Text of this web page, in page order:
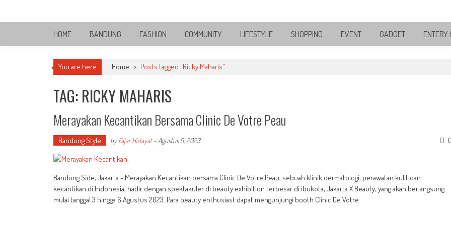
Bandung Side
Sisi Cantik Bandung
HOME BANDUNG FASHION COMMUNITY LIFESTYLE SHOPPING EVENT GADGET ENTERY
You are here Home > Posts tagged "Ricky Maharis"
TAG: RICKY MAHARIS
Merayakan Kecantikan Bersama Clinic De Votre Peau
Bandung Style byFajar Hidayat- Agustus 9, 2023 0
Bandung Side, Jakarta - Merayakan Kecantikan bersama Clinic De Votre Peau, sebuah klinik dermatologi, perawatan kulit dan
kecantikan di Indonesia, hadir dengan spektakuler di beauty exhibition terbesar di ibukota, Jakarta X Beauty, yang akan berlangsung
mulai tanggal 3 hingga 6 Agustus 2023. Para beauty enthusiast dapat mengunjungi booth Clinic De Votre